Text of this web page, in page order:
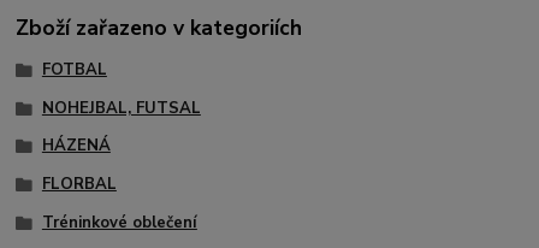
Zboží zařazeno v kategoriích
FOTBAL
NOHEJBAL, FUTSAL
HÁZENÁ
FLORBAL
Tréninkové oblečení